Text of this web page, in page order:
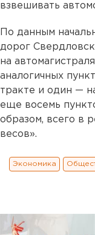
взвешивать
По данным
дорог
на
аналогичных
тракте и один —
еще восемь
образом, всего в
весов».
Экономика